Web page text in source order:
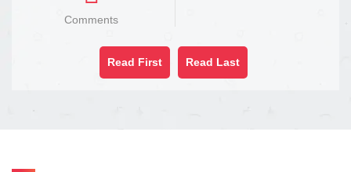
Comments
Read First Read Last